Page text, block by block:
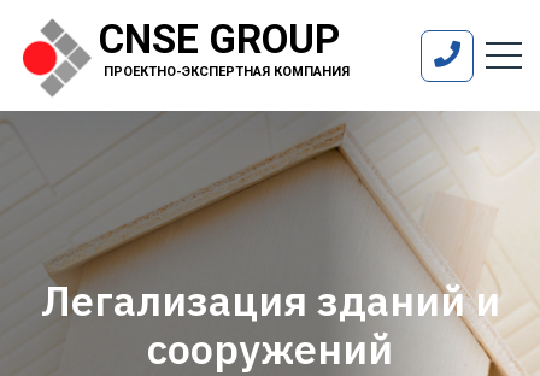
CNSE GROUP
ПРОЕКТНО-ЭКСПЕРТНАЯ КОМПАНИЯ
Легализация зданий и
сооружений